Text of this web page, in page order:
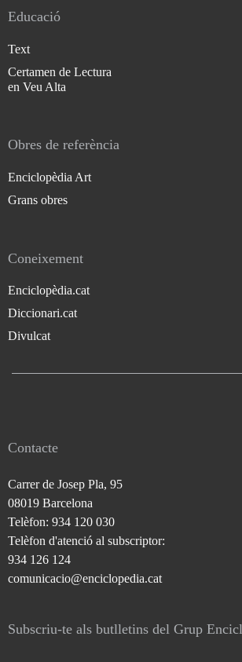
Educació
Text
Certamen de Lectura
en Veu Alta
Obres de referència
Enciclopèdia Art
Grans obres
Coneixement
Enciclopèdia.cat
Diccionari.cat
Divulcat
Contacte
Carrer de Josep Pla, 95
08019 Barcelona
Telèfon: 934 120 030
Telèfon d'atenció al subscriptor:
934 126 124
comunicacio@enciclopedia.cat
Subscriu-te als butlletins del Grup